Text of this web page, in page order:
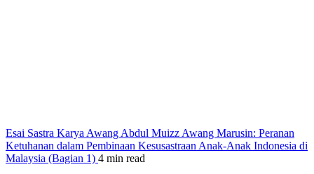
Esai Sastra Karya Awang Abdul Muizz Awang Marusin: Peranan
Ketuhanan dalam Pembinaan Kesusastraan Anak-Anak Indonesia di
Malaysia (Bagian 1) 4 min read